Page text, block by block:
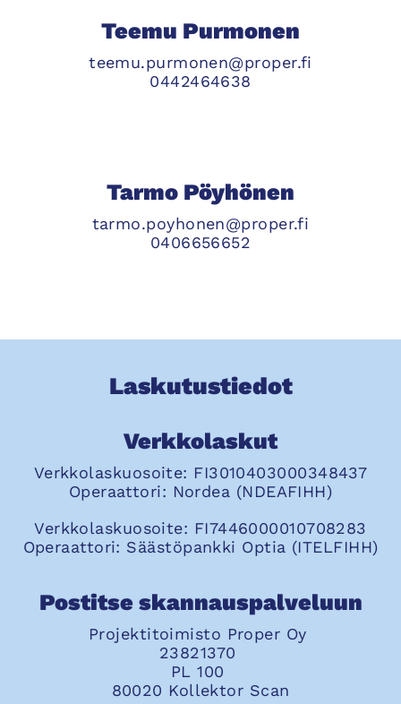
Teemu Purmonen
teemu.purmonen@proper.fi
0442464638
Tarmo Pöyhönen
tarmo.poyhonen@proper.fi
0406656652
Laskutustiedot
Verkkolaskut
Verkkolaskuosoite: FI3010403000348437
Operaattori: Nordea (NDEAFIHH)
Verkkolaskuosoite: FI7446000010708283
Operaattori: Säästöpankki Optia (ITELFIHH)
Postitse skannauspalveluun
Projektitoimisto Proper Oy
23821370
PL 100
80020 Kollektor Scan